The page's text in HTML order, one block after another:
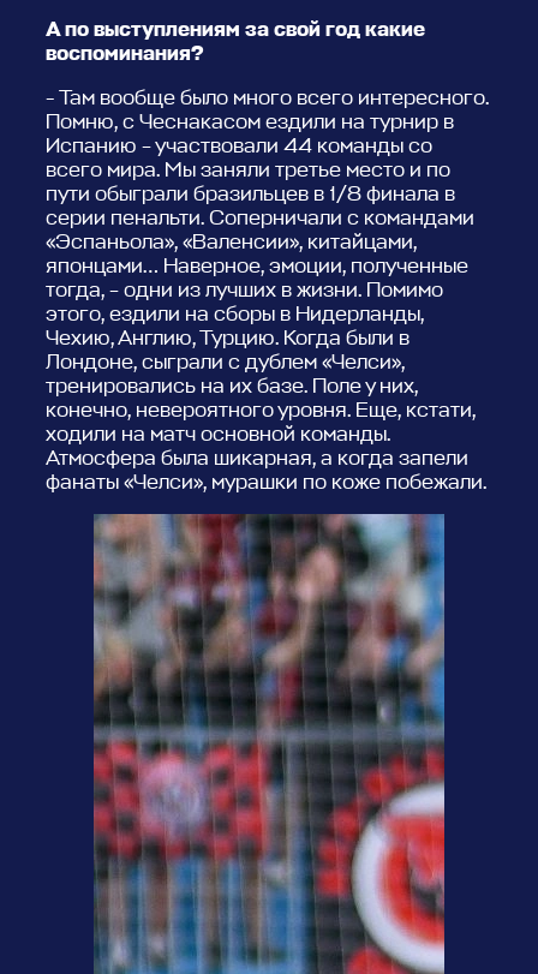
А по выступлениям за свой год какие
воспоминания?
- Там вообще было много всего интересного.
Помню, с Чеснакасом ездили на турнир в
Испанию – участвовали 44 команды со
всего мира. Мы заняли третье место и по
пути обыграли бразильцев в 1/8 финала в
серии пенальти. Соперничали с командами
«Эспаньола», «Валенсии», китайцами,
японцами… Наверное, эмоции, полученные
тогда, – одни из лучших в жизни. Помимо
этого, ездили на сборы в Нидерланды,
Чехию, Англию, Турцию. Когда были в
Лондоне, сыграли с дублем «Челси»,
тренировались на их базе. Поле у них,
конечно, невероятного уровня. Еще, кстати,
ходили на матч основной команды.
Атмосфера была шикарная, а когда запели
фанаты «Челси», мурашки по коже побежали.